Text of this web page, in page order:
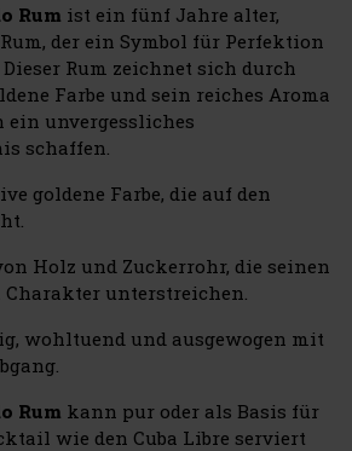
Rum ist ein fünf Jahre alter,
der ein Symbol für Perfektion
Rum zeichnet sich durch
Farbe und sein reiches Aroma
ein unvergessliches
schaffen.
goldene Farbe, die auf den
Holz und Zuckerrohr, die seinen
unterstreichen.
wohltuend und ausgewogen mit
Rum kann pur oder als Basis für
wie den Cuba Libre serviert